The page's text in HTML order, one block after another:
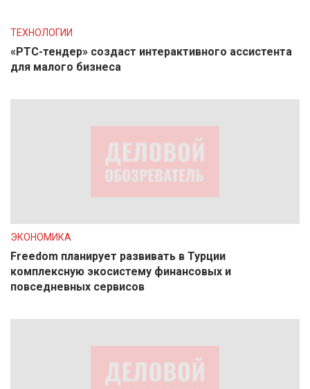
ТЕХНОЛОГИИ
«РТС-тендер» создаст интерактивного ассистента
для малого бизнеса
ЭКОНОМИКА
Freedom планирует развивать в Турции
комплексную экосистему финансовых и
повседневных сервисов